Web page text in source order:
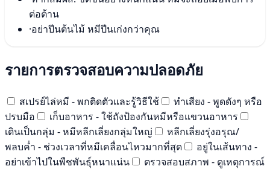
ต่อต้าน
·อย่าปีนต้นไม้ หมีปีนเก่งกว่าคุณ
รายการตรวจสอบความปลอดภัย
สเปรย์ไล่หมี - พกติดตัวและรู้วิธีใช้
ทำเสียง - พูดดังๆ หรือ
ปรบมือ
เก็บอาหาร - ใช้ถังป้องกันหมีหรือแขวนอาหาร
เดินเป็นกลุ่ม - หมีหลีกเลี่ยงกลุ่มใหญ่
หลีกเลี่ยงรุ่งอรุณ/
พลบค่ำ - ช่วงเวลาที่หมีเคลื่อนไหวมากที่สุด
อยู่ในเส้นทาง -
อย่าเข้าไปในพืชพันธุ์หนาแน่น
ตรวจสอบสภาพ - ดูเหตุการณ์